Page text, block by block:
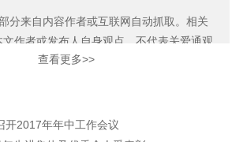
来自内容作者或互联网自动抓取。相关
作者或发布人自身观点，不代表关爱通观
力求此信息所述内容及观点的客观公正，但
偿使用，请及时用电子邮件或电话通知我
查看更多>>
开2017年年中工作会议